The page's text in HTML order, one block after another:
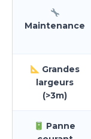
Maintenance
Grandes
largeurs
(>3m)
Panne